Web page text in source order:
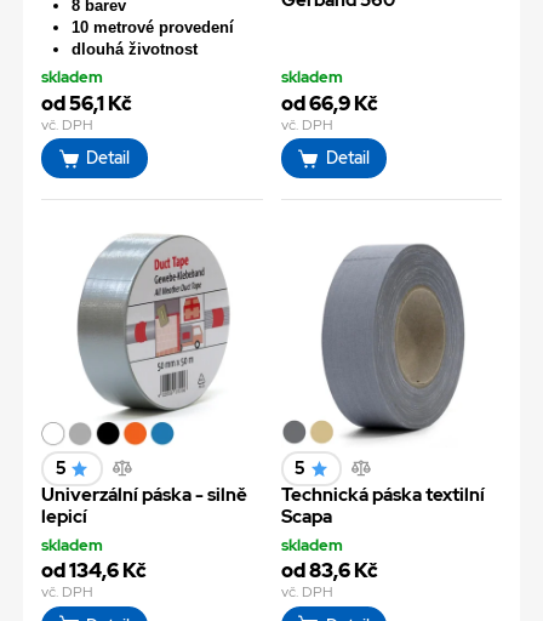
8 barev
10 metrové provedení
dlouhá životnost
skladem
od 56,1 Kč
vč. DPH
Detail
skladem
od 66,9 Kč
vč. DPH
Detail
5
Univerzální páska - silně
lepicí
skladem
od 134,6 Kč
vč. DPH
5
Technická páska textilní
Scapa
skladem
od 83,6 Kč
vč. DPH